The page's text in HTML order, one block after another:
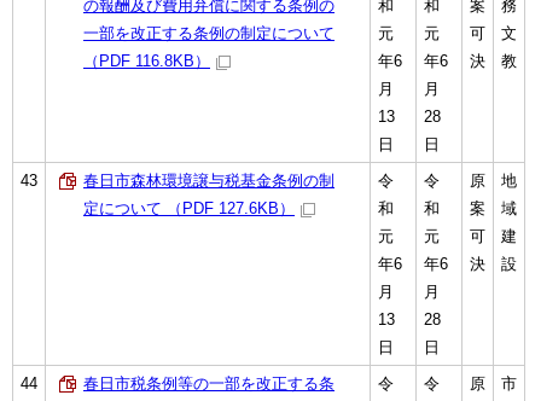
の報酬及び費用弁償に関する条例の
一部を改正する条例の制定について
（PDF 116.8KB）
和
元
年6
月
13
日
和
元
年6
月
28
日
案
可
決
務
文
教
43
春日市森林環境譲与税基金条例の制
定について （PDF 127.6KB）
令
和
元
年6
月
13
日
令
和
元
年6
月
28
日
原
案
可
決
地
域
建
設
44
春日市税条例等の一部を改正する条
令
令
原
市